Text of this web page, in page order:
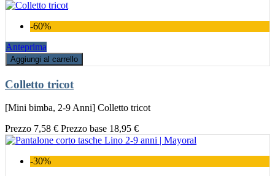
-60%
Anteprima
Aggiungi al carrello
Colletto tricot
[Mini bimba, 2-9 Anni] Colletto tricot
Prezzo 7,58 € Prezzo base 18,95 €
-30%